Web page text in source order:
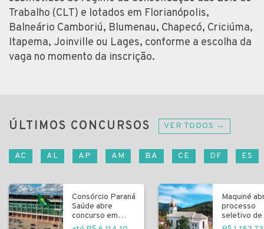
Trabalho (CLT) e lotados em Florianópolis,
Balneário Camboriú, Blumenau, Chapecó, Criciúma,
Itapema, Joinville ou Lages, conforme a escolha da
vaga no momento da inscrição.
ÚLTIMOS CONCURSOS VER TODOS →
AC AL AP AM BA CE DF ES
Consórcio Paraná
Saúde abre
concurso em
Curitiba
Maquiné
processo
seletivo de